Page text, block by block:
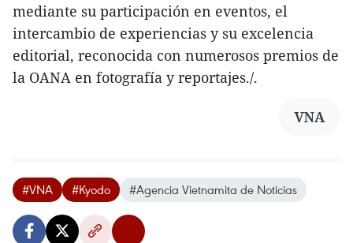
mediante su participación en eventos, el
intercambio de experiencias y su excelencia
editorial, reconocida con numerosos premios de
la OANA en fotografía y reportajes./.
VNA
#VNA #Kyodo #Agencia Vietnamita de Noticias